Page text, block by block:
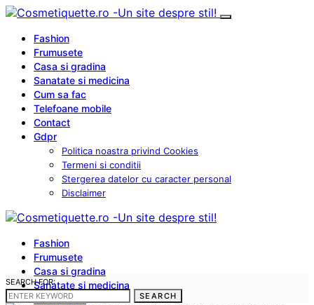
Fashion
Frumusete
Casa si gradina
Sanatate si medicina
Cum sa fac
Telefoane mobile
Contact
Gdpr
Politica noastra privind Cookies
Termeni si conditii
Stergerea datelor cu caracter personal
Disclaimer
Fashion
Frumusete
Casa si gradina
Sanatate si medicina
Cum sa fac
SEARCH FOR:
SEARCH